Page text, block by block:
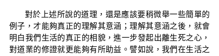
對於上述所說的道理，還是應該要稍微舉一些簡單的
例子，才能夠真正的理解其意涵；理解其意涵之後，就會
明白我們生活的真正的相貌，進一步發起出離生死之心，
對道業的修證就更能夠有所助益。譬如說，我們在生活之